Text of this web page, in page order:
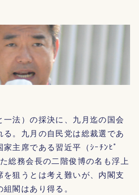
法）の採決に、九月迄の国会
。九月の自民党は総裁選であ
主席である習近平（ｼｰﾁﾝﾋﾟ
総務会長の二階俊博の名も浮上
狙うとは考え難いが、内閣支
閣はあり得る。